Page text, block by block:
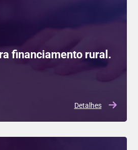
financiamento rural.
Detalhes